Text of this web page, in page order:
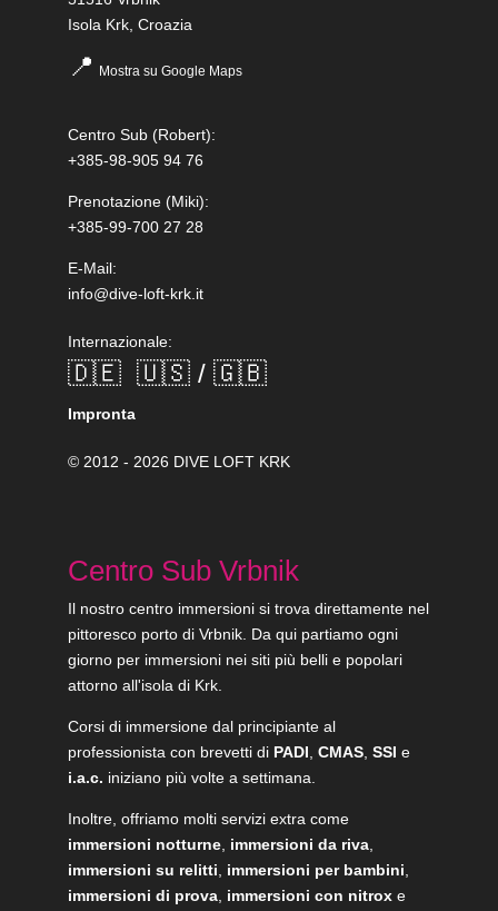
Isola Krk, Croazia
📍 Mostra su Google Maps
Centro Sub(Robert):
+385-98-905 94 76
Prenotazione(Miki):
+385-99-700 27 28
E-Mail:
info@dive-loft-krk.it
Internazionale:
🇩🇪 🇺🇸 / 🇬🇧
Impronta
© 2012 - 2026 DIVE LOFT KRK
Centro Sub Vrbnik
Il nostro centro immersioni si trova direttamente nel
pittoresco porto di Vrbnik. Da qui partiamo ogni
giorno per immersioni nei siti più belli e popolari
attorno all'isola di Krk.
Corsi di immersione dal principiante al
professionista con brevetti di PADI, CMAS, SSI e
i.a.c. iniziano più volte a settimana.
Inoltre, offriamo molti servizi extra come
immersioni notturne, immersioni da riva,
immersioni su relitti, immersioni per bambini,
immersioni di prova, immersioni con nitroxe